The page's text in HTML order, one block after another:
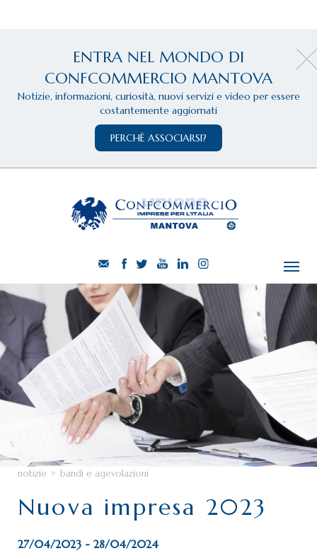
ENTRA NEL MONDO DI
CONFCOMMERCIO MANTOVA
Notizie, informazioni, curiosità, nuovi servizi e video per essere
costantemente aggiornati
PERCHÈ ASSOCIARSI?
CHI SIAMO
SERVIZI
CATEGORIE
DELEGAZIONI
ATTIVITÀ STORICHE
PERCHÉ ASSOCIARSI?
DOVE SIAMO
notizie > bandi e agevolazioni
Nuova impresa 2023
27/04/2023 - 28/04/2024